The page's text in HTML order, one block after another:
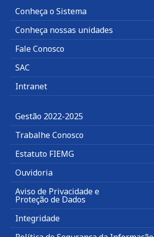
Conheça o Sistema
Conheça nossas unidades
Fale Conosco
SAC
Intranet
Gestão 2022-2025
Trabalhe Conosco
Estatuto FIEMG
Ouvidoria
Aviso de Privacidade e
Proteção de Dados
Integridade